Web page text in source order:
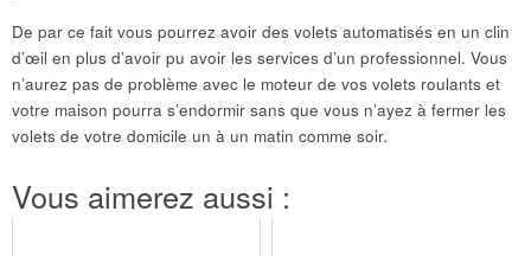
De par ce fait vous pourrez avoir des volets automatisés en un clin
d’œil en plus d’avoir pu avoir les services d’un professionnel. Vous
n’aurez pas de problème avec le moteur de vos volets roulants et
votre maison pourra s’endormir sans que vous n’ayez à fermer les
volets de votre domicile un à un matin comme soir.
Vous aimerez aussi :